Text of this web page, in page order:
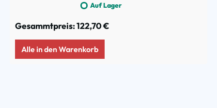
Auf Lager
Gesammtpreis:122,70 €
Alle in den Warenkorb